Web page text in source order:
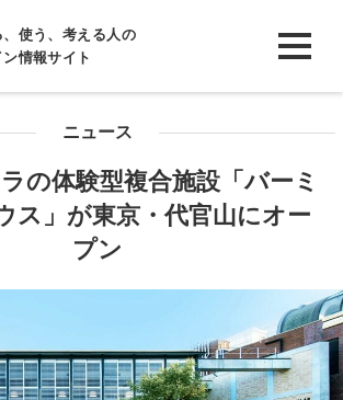
、使う、考える人の
情報サイト
ニュース
の体験型複合施設「バーミ
ス」が東京・代官山にオー
プン